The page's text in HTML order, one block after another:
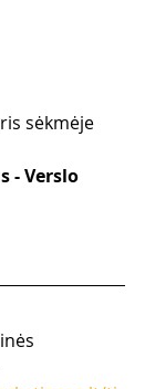
sėkmėje
- Verslo